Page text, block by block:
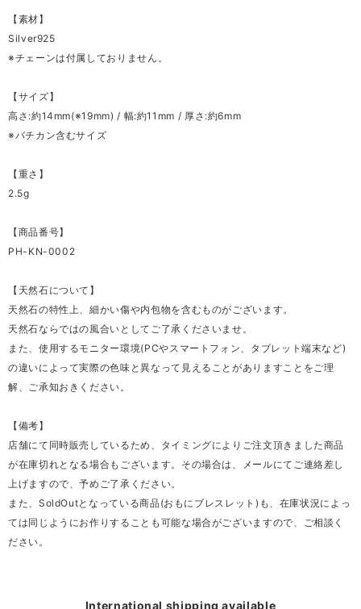
【素材】
Silver925
※チェーンは付属しておりません。
【サイズ】
高さ:約14mm(※19mm) / 幅:約11mm / 厚さ:約6mm
※バチカン含むサイズ
【重さ】
2.5g
【商品番号】
PH-KN-0002
【天然石について】
天然石の特性上、細かい傷や内包物を含むものがございます。
天然石ならではの風合いとしてご了承くださいませ。
また、使用するモニター環境(PCやスマートフォン、タブレット端末など)
の違いによって実際の色味と異なって見えることがありますことをご理
解、ご承知おきください。
【備考】
店舗にて同時販売しているため、タイミングによりご注文頂きました商品
が在庫切れとなる場合もございます。その場合は、メールにてご連絡差し
上げますので、予めご了承ください。
また、SoldOutとなっている商品(おもにブレスレット)も、在庫状況によっ
ては同じようにお作りすることも可能な場合がございますので、ご相談く
ださい。
International shipping available